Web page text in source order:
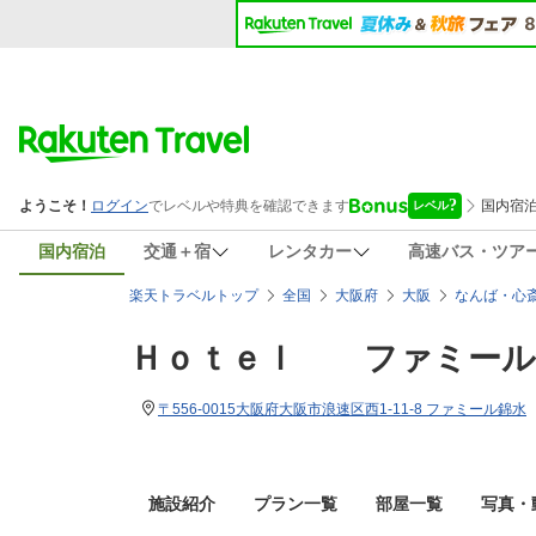
国内宿泊 交通＋宿 レンタカー 高速バス・ツア
楽天トラベルトップ 全国 大阪府 大阪 なんば・心
Ｈｏｔｅｌ ファミー
〒556-0015大阪府大阪市浪速区西1-11-8 ファミール錦水
施設紹介 プラン一覧 部屋一覧 写真・